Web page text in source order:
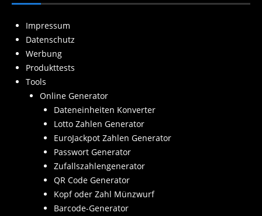
Impressum
Datenschutz
Werbung
Produkttests
Tools
Online Generator
Dateneinheiten Konverter
Lotto Zahlen Generator
EuroJackpot Zahlen Generator
Passwort Generator
Zufallszahlengenerator
QR Code Generator
Kopf oder Zahl Münzwurf
Barcode-Generator